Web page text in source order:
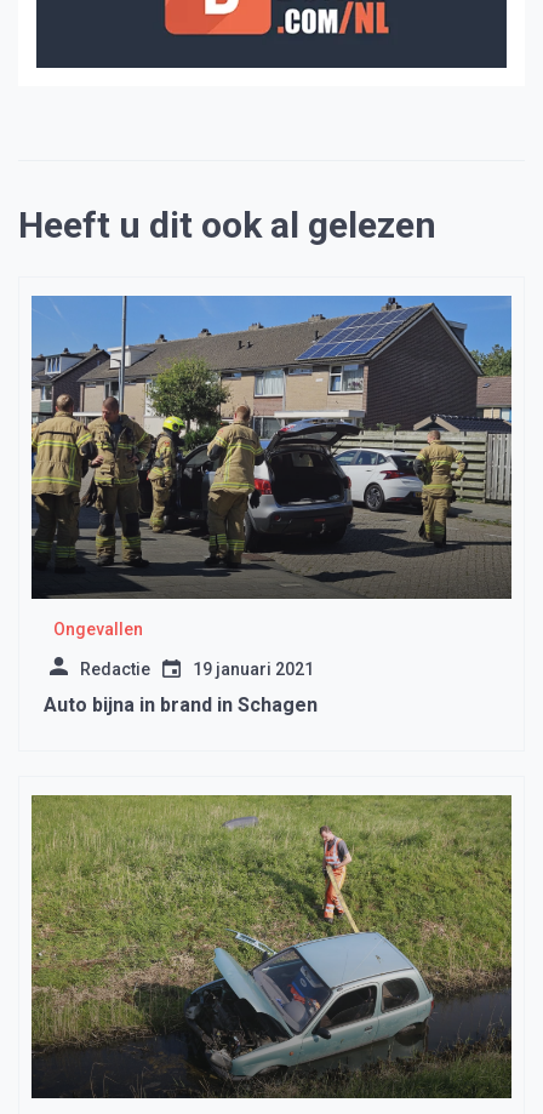
Heeft u dit ook al gelezen
Ongevallen
Redactie 19 januari 2021
Auto bijna in brand in Schagen